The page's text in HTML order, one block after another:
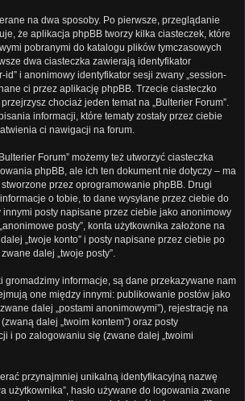
na dwa sposoby. Po pierwsze, przeglądanie
że aplikacja phpBB tworzy kilka ciasteczek, które
pobranymi do katalogu plików tymczasowych
dwa ciasteczka zawierają identyfikator
id” i anonimowy identyfikator sesji zwany „session-
ci przez aplikację phpBB. Trzecie ciasteczko
chociaż jeden temat na „Bulterier Forum”.
informacji, które tematy zostały przez ciebie
ci nawigacji na forum.
Forum” możemy też utworzyć ciasteczka
phpBB, ale ich ten dokument nie dotyczy – ma
przez oprogramowanie phpBB. Drugi
o tobie, to dane wysyłane przez ciebie do
innymi posty napisane przez ciebie jako anonimowy
posty”, konta użytkownika założone na
„twoje konto” i posty napisane przez ciebie po
dalej „twoje posty”.
gromadzimy informacje, są dane przekazywane nam
one między innymi: publikowanie postów jako
dalej „postami anonimowymi”), rejestrację na
dalej „twoim kontem”) oraz posty
i po zalogowaniu się (zwane dalej „twoimi
przynajmniej unikalną identyfikacyjną nazwę
użytkownika”, hasło używane do logowania zwane